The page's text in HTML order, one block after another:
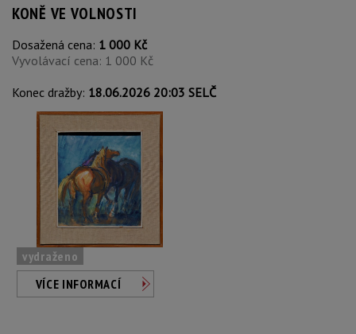
KONĚ VE VOLNOSTI
Dosažená cena: 1 000 Kč
Vyvolávací cena: 1 000 Kč
Konec dražby: 18.06.2026 20:03 SELČ
vydraženo
VÍCE INFORMACÍ